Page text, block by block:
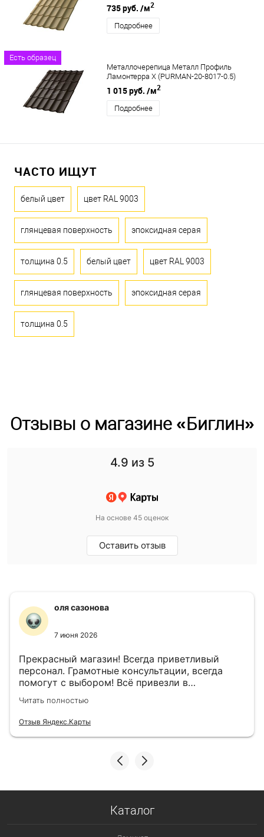
735 руб. /м2
Подробнее
Есть образец
Металлочерепица Металл Профиль
Ламонтерра X (PURMAN-20-8017-0.5)
1 015 руб. /м2
Подробнее
ЧАСТО ИЩУТ
белый цвет цвет RAL 9003
глянцевая поверхность эпоксидная серая
толщина 0.5 белый цвет цвет RAL 9003
глянцевая поверхность эпоксидная серая
толщина 0.5
Отзывы о магазине «Биглин»
4.9 из 5
На основе 45 оценок
Оставить отзыв
оля сазонова
7 июня 2026
Прекрасный магазин! Всегда приветливый
персонал. Грамотные консультации, всегда
помогут с выбором! Всё привезли в
назначенный день!
Читать полностью
Отзыв Яндекс.Карты
Каталог